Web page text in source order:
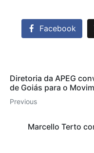
Facebook
Diretoria da APEG
de Goiás para o
Previous
Marcello Terto